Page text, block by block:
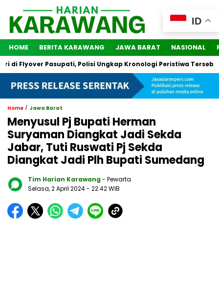
HOME BERITA KARAWANG JAWA BARAT NASIONAL
Flyover Pasupati, Polisi Ungkap Kronologi Peristiwa Tersebut
Home / Jawa Barat
Menyusul Pj Bupati Herman
Suryaman Diangkat Jadi Sekda
Jabar, Tuti Ruswati Pj Sekda
Diangkat Jadi Plh Bupati Sumedang
Tim Harian Karawang - Pewarta
Selasa, 2 April 2024- 22:42 WIB
ID